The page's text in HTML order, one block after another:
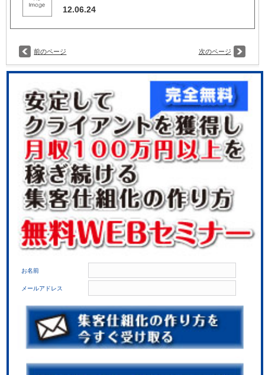
12.06.24
前のページ 次のページ
お名前
メールアドレス